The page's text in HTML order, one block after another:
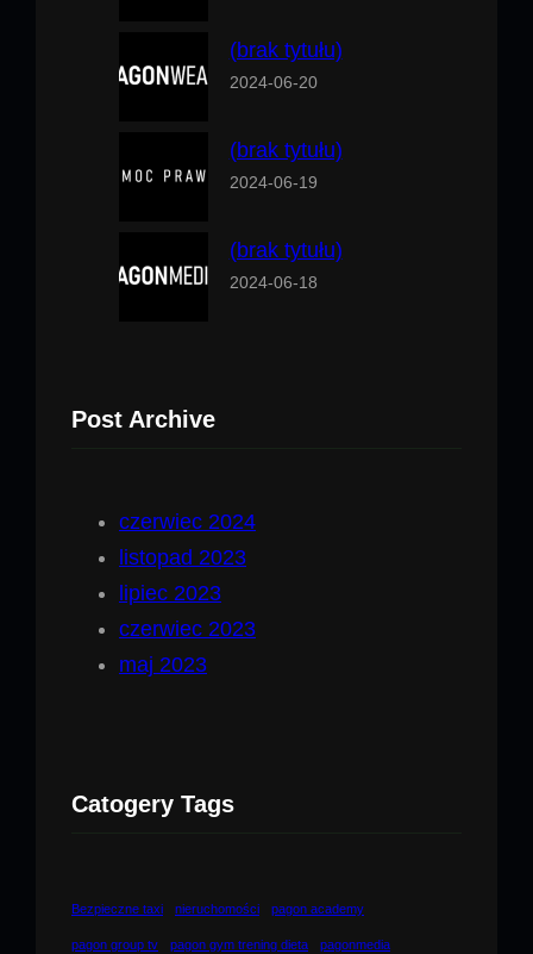
(brak tytułu)
2024-06-20
(brak tytułu)
2024-06-19
(brak tytułu)
2024-06-18
Post Archive
czerwiec 2024
listopad 2023
lipiec 2023
czerwiec 2023
maj 2023
Catogery Tags
Bezpieczne taxi nieruchomości pagon academy
pagon group tv pagon gym trening dieta pagonmedia